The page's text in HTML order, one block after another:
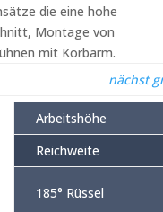
die eine hohe
Montage von
mit Korbarm.
nächst
Arbeitshöhe
Reichweite
185° Rüssel